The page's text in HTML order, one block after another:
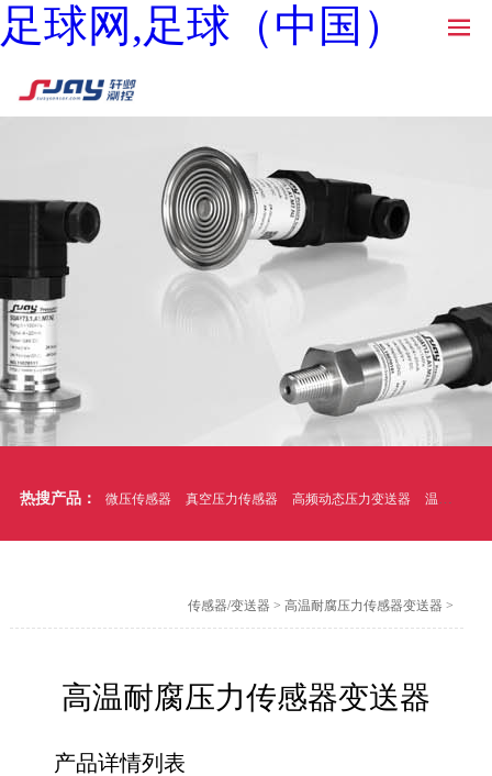
足球网,足球（中国）
热搜产品： 微压传感器 真空压力传感器 高频动态压力变送器 温压一体式压力传感器
传感器/变送器 >高温耐腐压力传感器变送器 >
高温耐腐压力传感器变送器
产品详情列表